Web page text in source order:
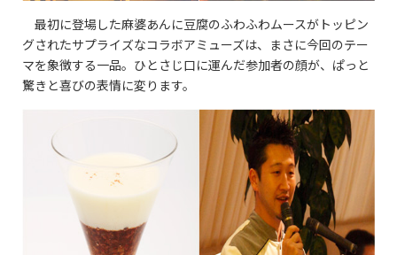
最初に登場した麻婆あんに豆腐のふわふわムースがトッピン
グされたサプライズなコラボアミューズは、まさに今回のテー
マを象徴する一品。ひとさじ口に運んだ参加者の顔が、ぱっと
驚きと喜びの表情に変ります。